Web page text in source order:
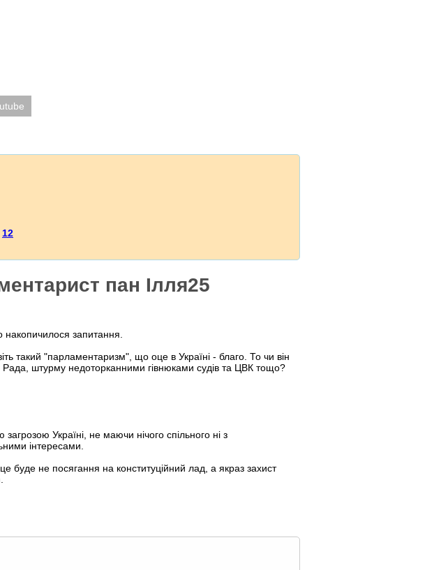
12
пан Ілля25
накопичилося запитання.
такий "парламентаризм", що оце в Україні - благо. То чи він
штурму недоторканними гівнюками судів та ЦВК тощо?
Україні, не маючи нічого спільного ні з
інтересами.
буде не посягання на конституційний лад, а якраз захист